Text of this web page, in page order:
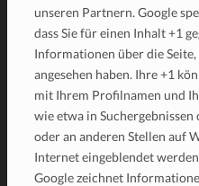
unseren Partnern. Google
dass Sie für einen Inhalt +1
Informationen über die
angesehen haben. Ihre +1
mit Ihrem Profilnamen und
wie etwa in
oder an anderen Stellen auf
Internet eingeblendet
Google zeichnet